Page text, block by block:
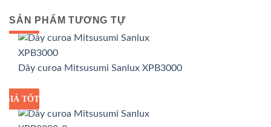
SẢN PHẨM TƯƠNG TỰ
GIÁ SỈ
GIÁ TỐT
Dây curoa Mitsusumi Sanlux XPB3000
GIÁ SỈ
GIÁ TỐT